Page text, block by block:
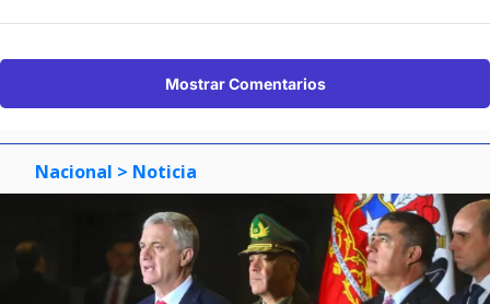
Mostrar Comentarios
Nacional > Noticia